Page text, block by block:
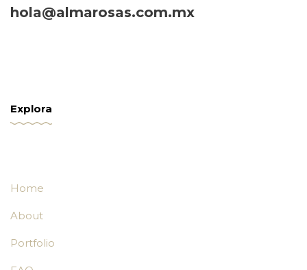
hola@almarosas.com.mx
Explora
Home
About
Portfolio